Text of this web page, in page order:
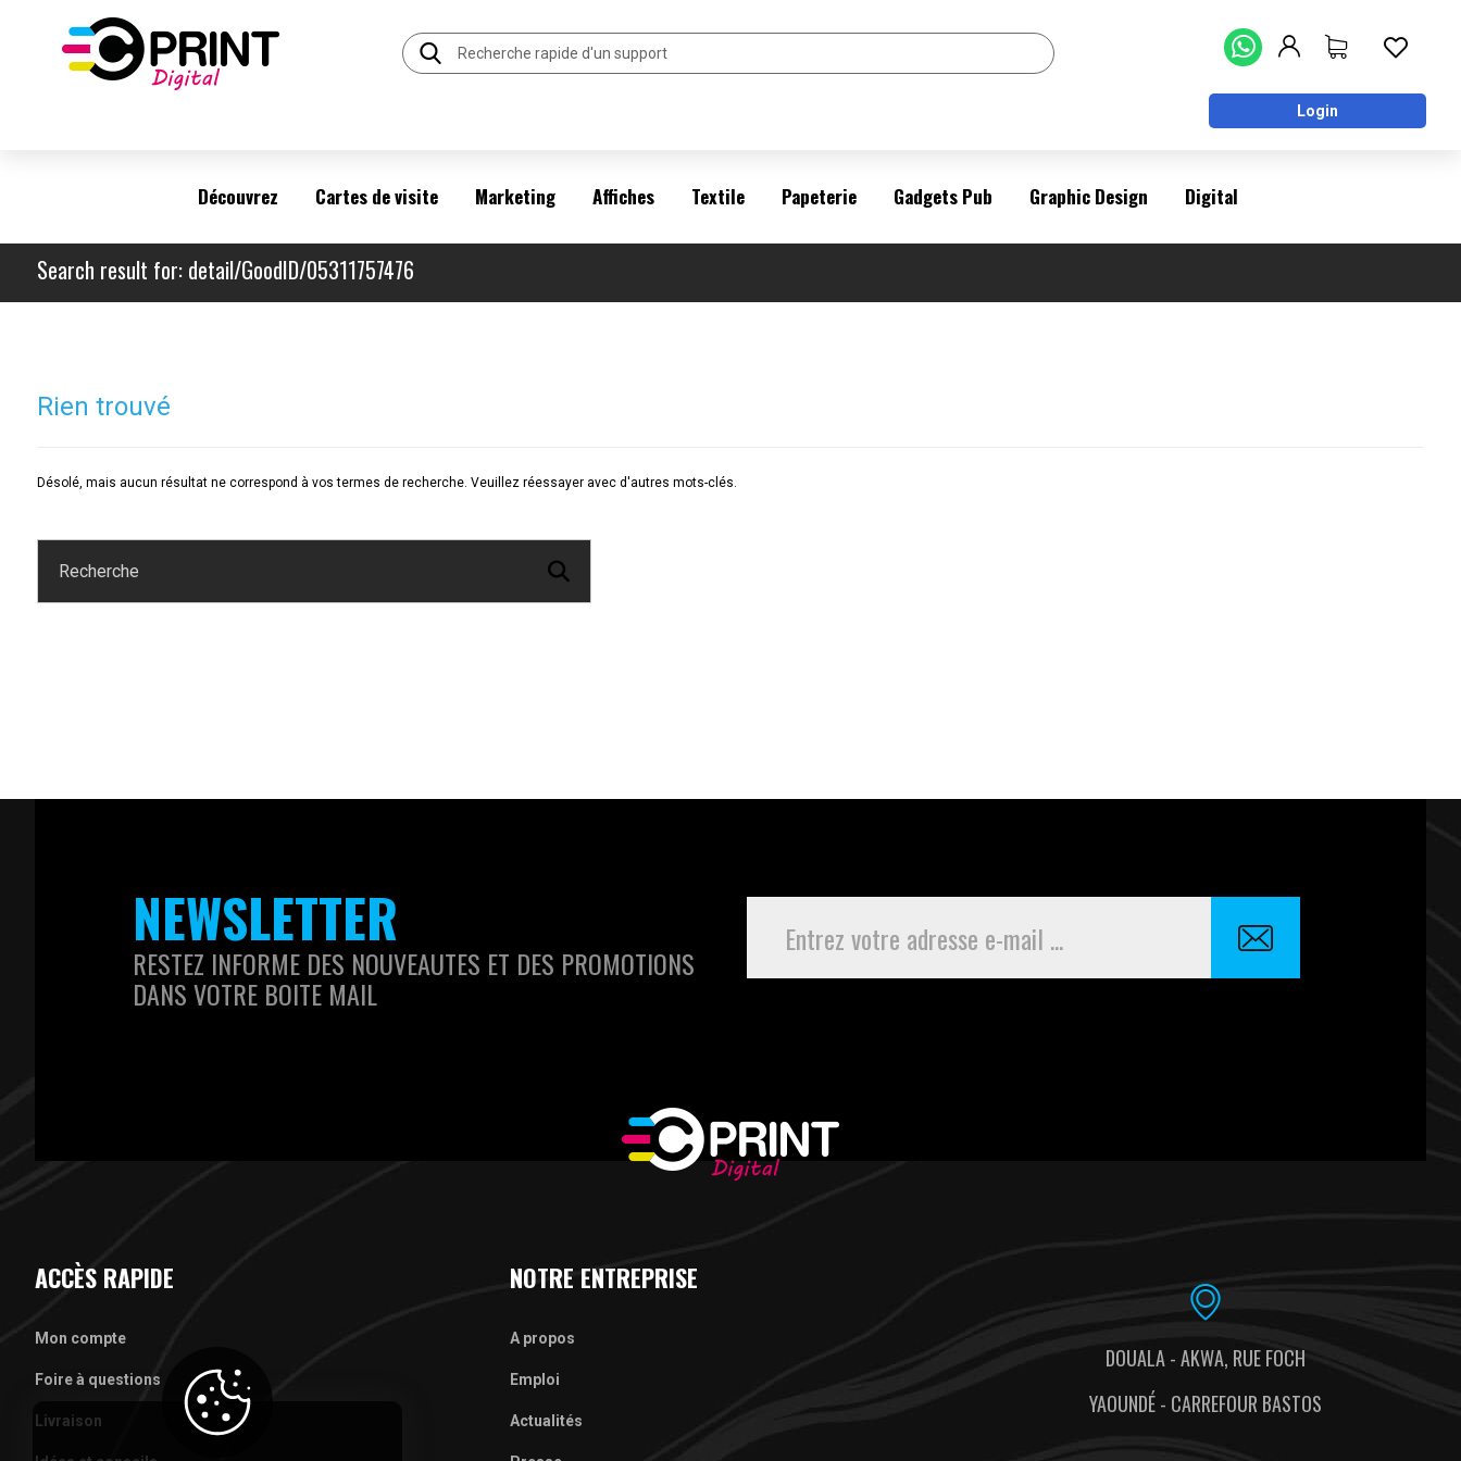
Login
Découvrez Cartes de visite Marketing Affiches Textile Papeterie Gadgets Pub Graphic Design Digital
Search result for: detail/GoodID/05311757476
Rien trouvé
Désolé, mais aucun résultat ne correspond à vos termes de recherche. Veuillez réessayer avec d'autres mots-clés.
NEWSLETTER
RESTEZ INFORME DES NOUVEAUTES ET DES PROMOTIONS
DANS VOTRE BOITE MAIL
ACCÈS RAPIDE
Mon compte
Foire à questions
Livraison
NOTRE ENTREPRISE
A propos
Emploi
Actualités
DOUALA - AKWA, RUE FOCH
YAOUNDÉ - CARREFOUR BASTOS